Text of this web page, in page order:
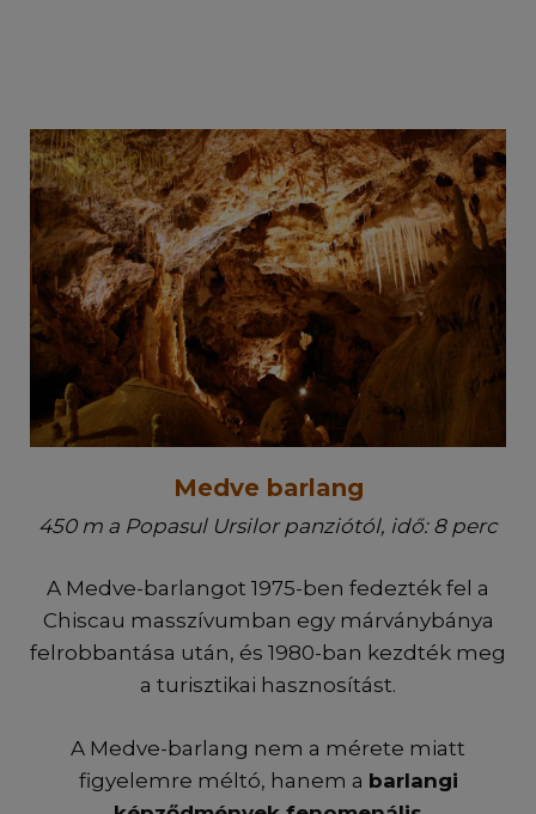
Medve barlang
450 m a Popasul Ursilor panziótól, idő: 8 perc
A Medve-barlangot 1975-ben fedezték fel a
Chiscau masszívumban egy márványbánya
felrobbantása után, és 1980-ban kezdték meg
a turisztikai hasznosítást.
A Medve-barlang nem a mérete miatt
figyelemre méltó, hanem a barlangi